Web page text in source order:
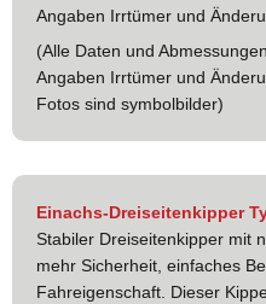
Angaben Irrtümer und
(Alle Daten und
Angaben Irrtümer und
Fotos sind symbolbilder)
Einachs-Dreiseitenkipper
Stabiler Dreiseitenkipper mit
mehr Sicherheit, einfaches
Fahreigenschaft. Dieser